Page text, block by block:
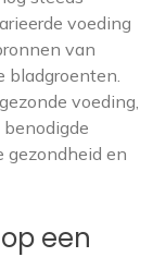
voeding
van
bladgroenten.
voeding,
gezondheid en
een